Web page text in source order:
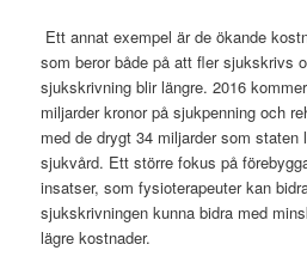
Ett annat exempel är de ökande
som beror både på att fler sjukskrivs
sjukskrivning blir längre. 2016
miljarder kronor på sjukpenning och
med de drygt 34 miljarder som staten
sjukvård. Ett större fokus på
insatser, som fysioterapeuter kan
sjukskrivningen kunna bidra med
lägre kostnader.